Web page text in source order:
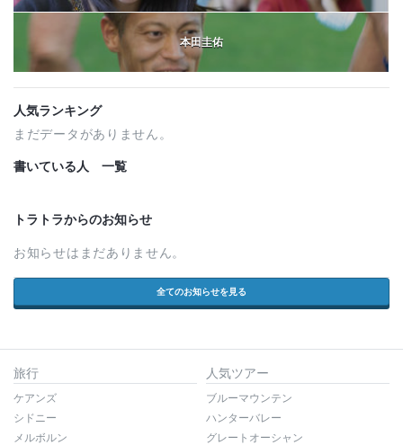
本田圭佑
人気ランキング
まだデータがありません。
書いている人 一覧
トラトラからのお知らせ
お知らせはまだありません。
全てのお知らせを見る
旅行
ケアンズ
シドニー
メルボルン
人気ツアー
ブルーマウンテン
ハンターバレー
グレートオーシャン